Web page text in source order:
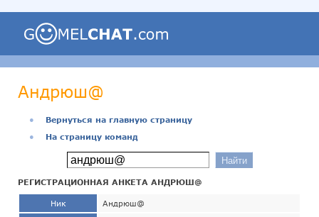
Андрюш@
●
Вернуться на главную страницу
●
На страницу команд
РЕГИСТРАЦИОННАЯ АНКЕТА АНДРЮШ@
Ник Андрюш@